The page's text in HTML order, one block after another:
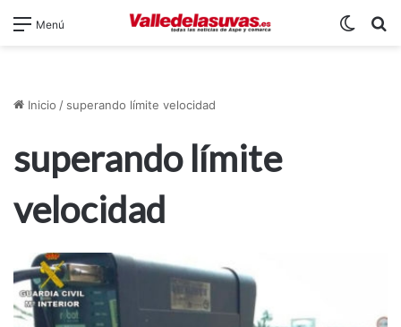
Menú
Inicio / superando límite velocidad
superando límite
velocidad